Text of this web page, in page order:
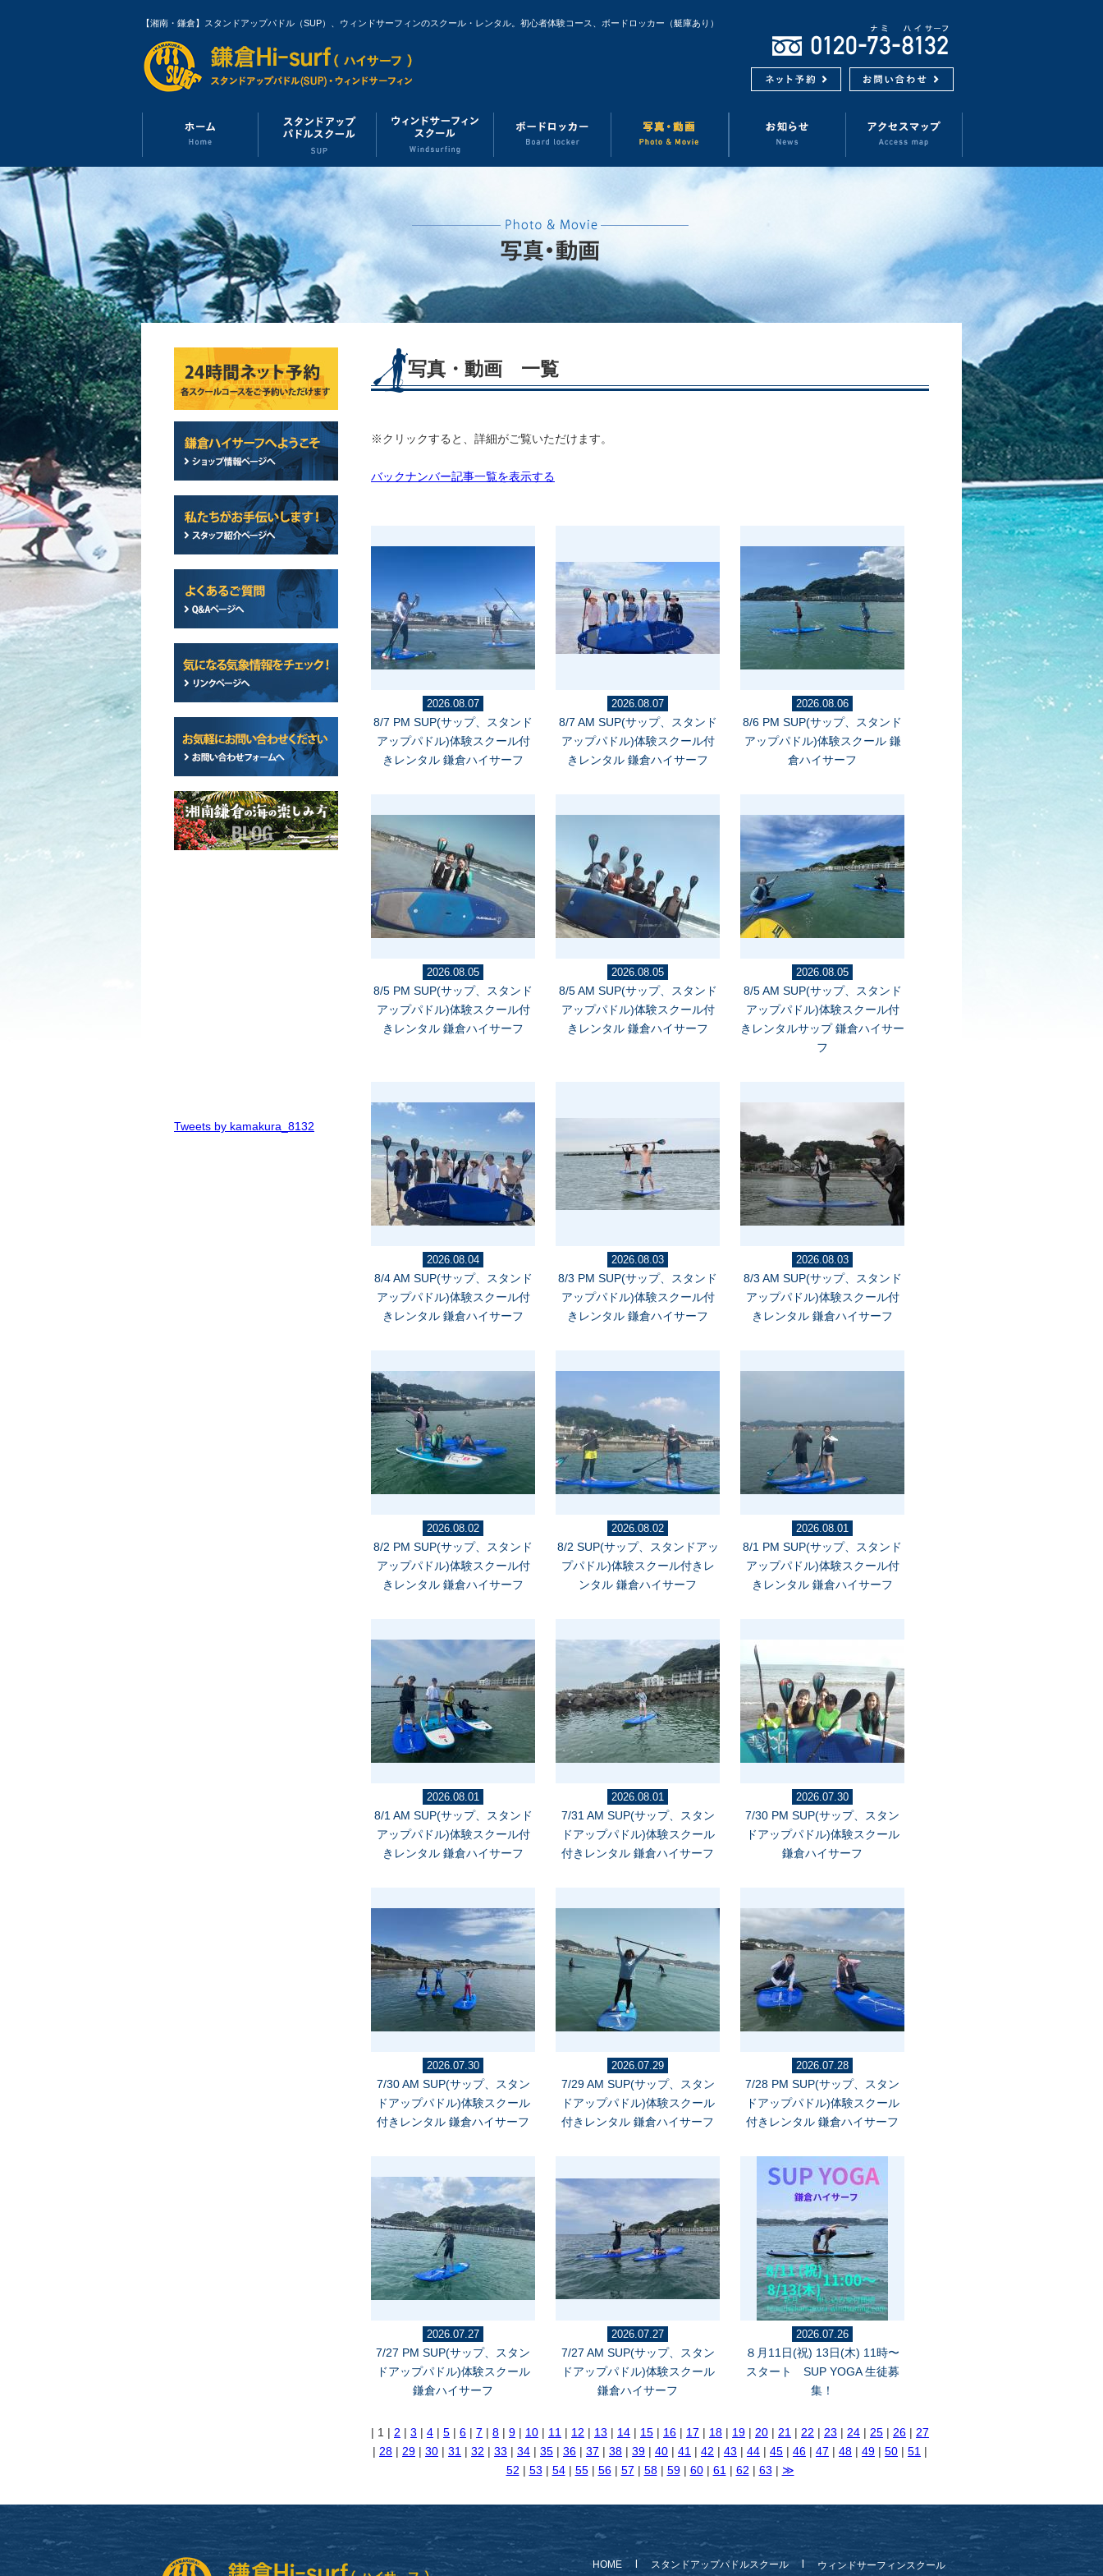
【湘南・鎌倉】スタンドアップパドル（SUP）、ウィンドサーフィンのスクール・レンタル。初心者体験コース、ボードロッカー（艇庫あり）
写真・動画 一覧
※クリックすると、詳細がご覧いただけます。
バックナンバー記事一覧を表示する
2026.08.07
8/7 PM SUP(サップ、スタンド
アップパドル)体験スクール付
きレンタル 鎌倉ハイサーフ
2026.08.07
8/7 AM SUP(サップ、スタンド
アップパドル)体験スクール付
きレンタル 鎌倉ハイサーフ
2026.08.06
8/6 PM SUP(サップ、スタンド
アップパドル)体験スクール 鎌
倉ハイサーフ
2026.08.05
8/5 PM SUP(サップ、スタンド
アップパドル)体験スクール付
きレンタル 鎌倉ハイサーフ
2026.08.05
8/5 AM SUP(サップ、スタンド
アップパドル)体験スクール付
きレンタル 鎌倉ハイサーフ
2026.08.05
8/5 AM SUP(サップ、スタンド
アップパドル)体験スクール付
きレンタルサップ 鎌倉ハイサー
フ
2026.08.04
8/4 AM SUP(サップ、スタンド
アップパドル)体験スクール付
きレンタル 鎌倉ハイサーフ
2026.08.03
8/3 PM SUP(サップ、スタンド
アップパドル)体験スクール付
きレンタル 鎌倉ハイサーフ
2026.08.03
8/3 AM SUP(サップ、スタンド
アップパドル)体験スクール付
きレンタル 鎌倉ハイサーフ
2026.08.02
8/2 PM SUP(サップ、スタンド
アップパドル)体験スクール付
きレンタル 鎌倉ハイサーフ
2026.08.02
8/2 SUP(サップ、スタンドアッ
プパドル)体験スクール付きレ
ンタル 鎌倉ハイサーフ
2026.08.01
8/1 PM SUP(サップ、スタンド
アップパドル)体験スクール付
きレンタル 鎌倉ハイサーフ
2026.08.01
8/1 AM SUP(サップ、スタンド
アップパドル)体験スクール付
きレンタル 鎌倉ハイサーフ
2026.08.01
7/31 AM SUP(サップ、スタン
ドアップパドル)体験スクール
付きレンタル 鎌倉ハイサーフ
2026.07.30
7/30 PM SUP(サップ、スタン
ドアップパドル)体験スクール
鎌倉ハイサーフ
2026.07.30
7/30 AM SUP(サップ、スタン
ドアップパドル)体験スクール
付きレンタル 鎌倉ハイサーフ
2026.07.29
7/29 AM SUP(サップ、スタン
ドアップパドル)体験スクール
付きレンタル 鎌倉ハイサーフ
2026.07.28
7/28 PM SUP(サップ、スタン
ドアップパドル)体験スクール
付きレンタル 鎌倉ハイサーフ
2026.07.27
7/27 PM SUP(サップ、スタン
ドアップパドル)体験スクール
鎌倉ハイサーフ
2026.07.27
7/27 AM SUP(サップ、スタン
ドアップパドル)体験スクール
鎌倉ハイサーフ
2026.07.26
８月11日(祝) 13日(木) 11時〜
スタート SUP YOGA 生徒募
集！
| 1 | 2 | 3 | 4 | 5 | 6 | 7 | 8 | 9 | 10 | 11 | 12 | 13 | 14 | 15 | 16 | 17 | 18 | 19 | 20 | 21 | 22 | 23 | 24 | 25 | 26 | 27
| 28 | 29 | 30 | 31 | 32 | 33 | 34 | 35 | 36 | 37 | 38 | 39 | 40 | 41 | 42 | 43 | 44 | 45 | 46 | 47 | 48 | 49 | 50 | 51 |
52 | 53 | 54| 55| 56| 57 | 58| 59| 60| 61 | 62 | 63 | ≫
Tweets by kamakura_8132
HOME スタンドアップパドルスクール ウィンドサーフィンスクール